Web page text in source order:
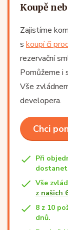
Koupě
Zajistíme
s koupí či
rezervační
Pomůžeme i
Vše
developera.
Chci
Při
Vše
z našich
8 z 10
dnů.